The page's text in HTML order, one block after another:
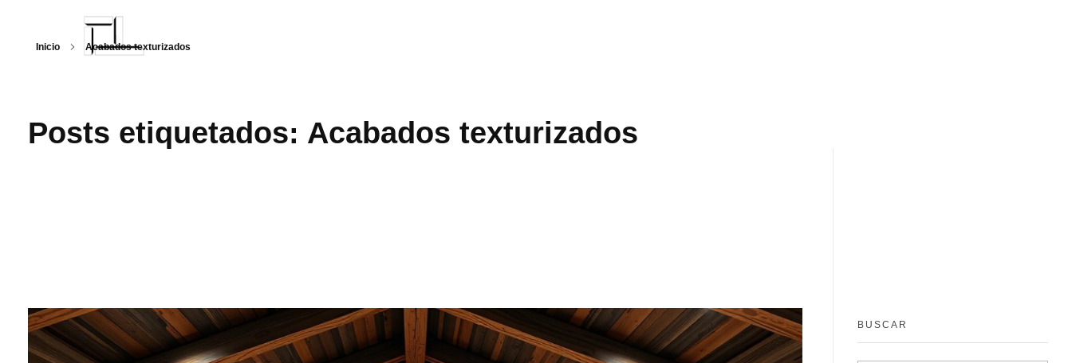
Inicio Acabados texturizados
Posts etiquetados: Acabados texturizados
BUSCAR